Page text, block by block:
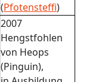
(Pfotensteffi)
2007
Hengstfohlen
von Heops
(Pinguin),